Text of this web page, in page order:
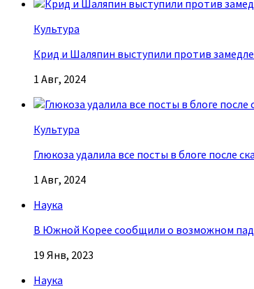
Культура
Крид и Шаляпин выступили против
1 Авг, 2024
Культура
Глюкоза удалила все посты в блоге после
1 Авг, 2024
Наука
В Южной Корее сообщили о возможном
19 Янв, 2023
Наука